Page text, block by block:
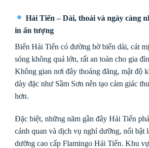
Hải Tiến – Dài, thoải và ngày càng
in ấn tượng
Biển Hải Tiến có đường bờ biển dài, cát
sóng không quá lớn, rất an toàn cho gia
Không gian nơi đây thoáng đãng, mật độ
dày đặc như Sầm Sơn nên tạo cảm giác
hơn.
Đặc biệt, những năm gần đây Hải Tiến
cảnh quan và dịch vụ nghỉ dưỡng, nổi bật
dưỡng cao cấp Flamingo Hải Tiến. Khu